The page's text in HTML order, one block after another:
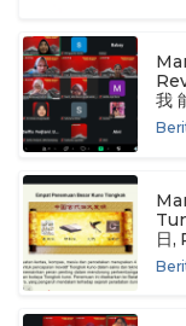
我 能 坐 这儿吗 Wǒ nénɡ zuò
日,